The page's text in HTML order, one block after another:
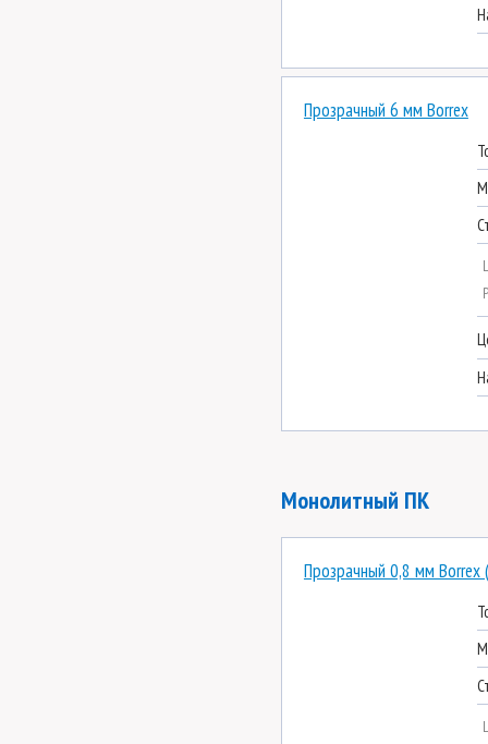
Прозрачный 6 мм Borrex
Монолитный ПК
Прозрачный 0,8 мм Borrex